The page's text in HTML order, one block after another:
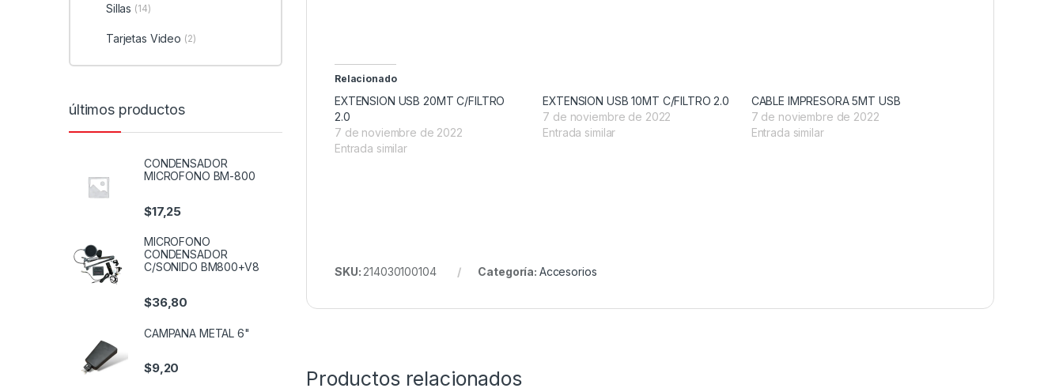
Relacionado
EXTENSION USB 20MT C/FILTRO
2.0
7 de noviembre de 2022
Entrada similar
EXTENSION USB 10MT C/FILTRO 2.0
7 de noviembre de 2022
Entrada similar
CABLE IMPRESORA 5MT USB
7 de noviembre de 2022
Entrada similar
SKU:214030100104 Categoría: Accesorios
Productos relacionados
Sillas (14)
Tarjetas Video (2)
últimos productos
CONDENSADOR
MICROFONO BM-800
$17,25
MICROFONO
CONDENSADOR
C/SONIDO BM800+V8
$36,80
CAMPANA METAL 6"
$9,20